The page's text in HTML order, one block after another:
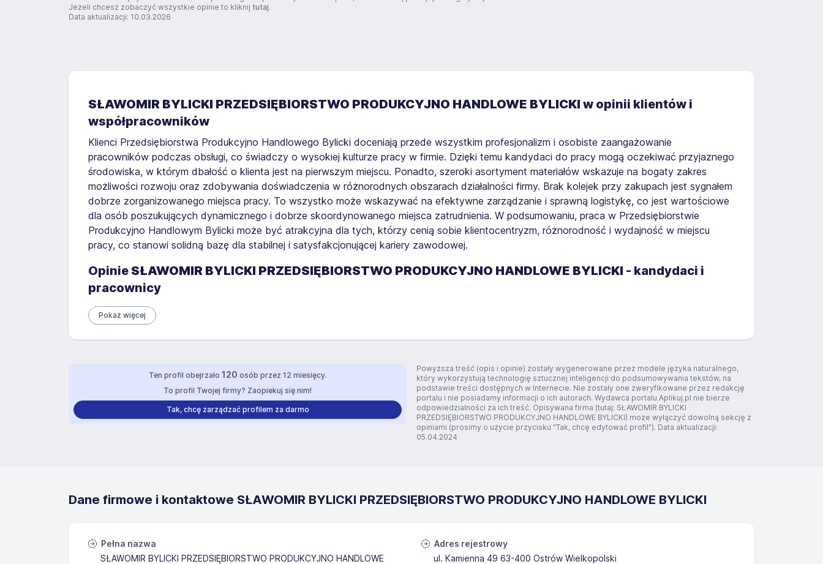
Jeżeli chcesz zobaczyć wszystkie opinie to kliknij tutaj.
Data aktualizacji: 10.03.2026
SŁAWOMIR BYLICKI PRZEDSIĘBIORSTWO PRODUKCYJNO HANDLOWE BYLICKI w opinii klientów i
współpracowników
Klienci Przedsiębiorstwa Produkcyjno Handlowego Bylicki doceniają przede wszystkim profesjonalizm i osobiste zaangażowanie
pracowników podczas obsługi, co świadczy o wysokiej kulturze pracy w firmie. Dzięki temu kandydaci do pracy mogą oczekiwać przyjaznego
środowiska, w którym dbałość o klienta jest na pierwszym miejscu. Ponadto, szeroki asortyment materiałów wskazuje na bogaty zakres
możliwości rozwoju oraz zdobywania doświadczenia w różnorodnych obszarach działalności firmy. Brak kolejek przy zakupach jest sygnałem
dobrze zorganizowanego miejsca pracy. To wszystko może wskazywać na efektywne zarządzanie i sprawną logistykę, co jest wartościowe
dla osób poszukujących dynamicznego i dobrze skoordynowanego miejsca zatrudnienia. W podsumowaniu, praca w Przedsiębiorstwie
Produkcyjno Handlowym Bylicki może być atrakcyjna dla tych, którzy cenią sobie klientocentryzm, różnorodność i wydajność w miejscu
pracy, co stanowi solidną bazę dla stabilnej i satysfakcjonującej kariery zawodowej.
Opinie SŁAWOMIR BYLICKI PRZEDSIĘBIORSTWO PRODUKCYJNO HANDLOWE BYLICKI - kandydaci i
pracownicy
Pokaż więcej
Ten profil obejrzało 120 osób przez 12 miesięcy.
To profil Twojej firmy? Zaopiekuj się nim!
Tak, chcę zarządzać profilem za darmo
Powyższa treść (opis i opinie) zostały wygenerowane przez modele języka naturalnego,
który wykorzystują technologię sztucznej inteligencji do podsumowywania tekstów, na
podstawie treści dostępnych w Internecie. Nie zostały one zweryfikowane przez redakcję
portalu i nie posiadamy informacji o ich autorach. Wydawca portalu Aplikuj.pl nie bierze
odpowiedzialności za ich treść. Opisywana firma (tutaj: SŁAWOMIR BYLICKI
PRZEDSIĘBIORSTWO PRODUKCYJNO HANDLOWE BYLICKI) może wyłączyć dowolną sekcję z
opiniami (prosimy o użycie przycisku "Tak, chcę edytować profil"). Data aktualizacji:
05.04.2024
Dane firmowe i kontaktowe SŁAWOMIR BYLICKI PRZEDSIĘBIORSTWO PRODUKCYJNO HANDLOWE BYLICKI
Pełna nazwa
SŁAWOMIR BYLICKI PRZEDSIĘBIORSTWO PRODUKCYJNO HANDLOWE
Adres rejestrowy
ul. Kamienna 49 63-400 Ostrów Wielkopolski